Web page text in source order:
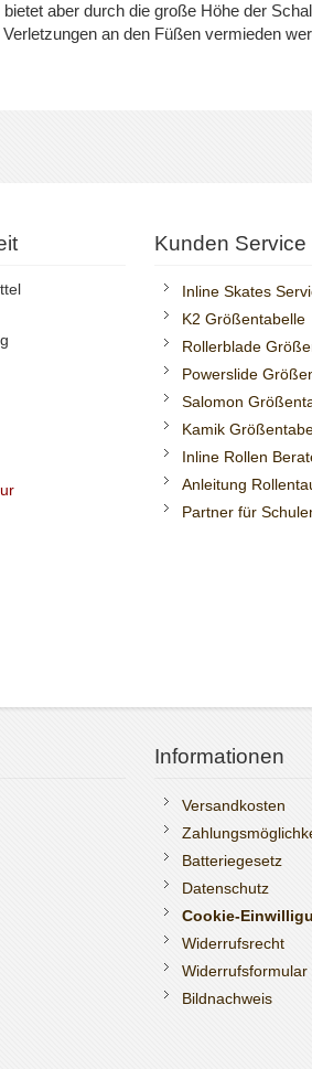
aber durch die große Höhe der
an den Füßen vermieden
Kunden Service
Inline Skates
K2 Größentabelle
Rollerblade
Powerslide
Salomon
Kamik
Inline Rollen
Anleitung
Partner für
Informationen
Versandkosten
Batteriegesetz
Datenschutz
Cookie-
Widerrufsrecht
Widerrufsformular
Bildnachweis